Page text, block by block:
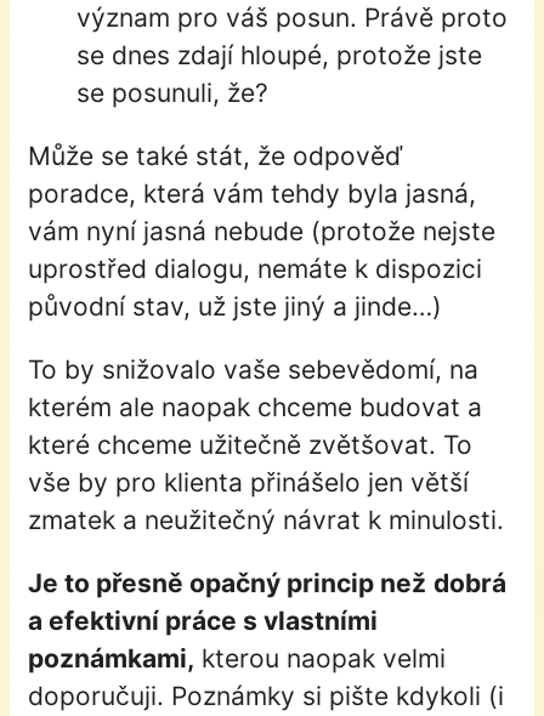
význam pro váš posun. Právě proto
se dnes zdají hloupé, protože jste
se posunuli, že?
Může se také stát, že odpověď
poradce, která vám tehdy byla jasná,
vám nyní jasná nebude (protože nejste
uprostřed dialogu, nemáte k dispozici
původní stav, už jste jiný a jinde…)
To by snižovalo vaše sebevědomí, na
kterém ale naopak chceme budovat a
které chceme užitečně zvětšovat. To
vše by pro klienta přinášelo jen větší
zmatek a neužitečný návrat k minulosti.
Je to přesně opačný princip než dobrá
a efektivní práce s vlastními
poznámkami, kterou naopak velmi
doporučuji. Poznámky si pište kdykoli (i